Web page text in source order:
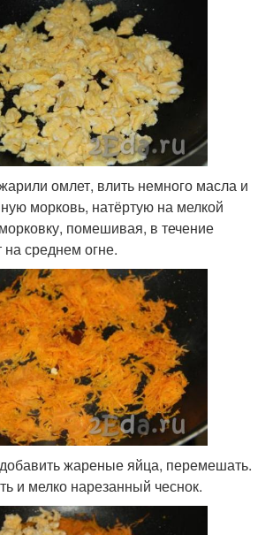
омлет, влить немного масла и
морковь, натёртую на мелкой
помешивая, в течение
на среднем огне.
жареные яйца, перемешать.
и мелко нарезанный чеснок.